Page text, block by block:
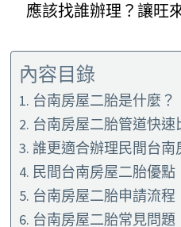
應該找誰辦理？讓旺
內容目錄
台南房屋二胎是什麼？
台南房屋二胎管道快速
誰更適合辦理民間台南
民間台南房屋二胎優點
台南房屋二胎申請流程
台南房屋二胎常見問題